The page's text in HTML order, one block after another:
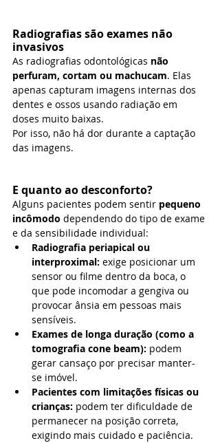
Radiografias são exames não
invasivos
As radiografias odontológicas não
perfuram, cortam ou machucam. Elas
apenas capturam imagens internas dos
dentes e ossos usando radiação em
doses muito baixas.
Por isso, não há dor durante a captação
das imagens.
E quanto ao desconforto?
Alguns pacientes podem sentir pequeno
incômodo dependendo do tipo de exame
e da sensibilidade individual:
Radiografia periapical ou
interproximal: exige posicionar um
sensor ou filme dentro da boca, o
que pode incomodar a gengiva ou
provocar ânsia em pessoas mais
sensíveis.
Exames de longa duração (como a
tomografia cone beam): podem
gerar cansaço por precisar manter-
se imóvel.
Pacientes com limitações físicas ou
crianças: podem ter dificuldade de
permanecer na posição correta,
exigindo mais cuidado e paciência.